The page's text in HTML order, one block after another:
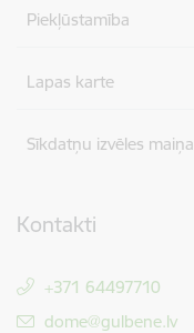
Piekļūstamība
Lapas karte
Sīkdatņu izvēles maiņa
Kontakti
+371 64497710
E-pasts:
dome@gulbene.lv